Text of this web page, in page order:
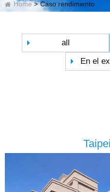
Home Caso rendimiento
all
En el